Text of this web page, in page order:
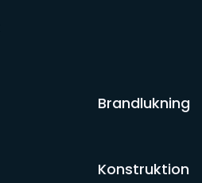
Brandlukning
Konstruktion